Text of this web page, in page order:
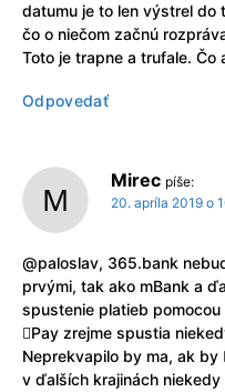
datumu je to len výstrel do
čo o niečom začnú
Toto je trapne a trufale. Čo
Odpovedať
Mirec píše:
20. apríla 2019 o
@paloslav, 365.bank
prvými, tak ako mBank a
spustenie platieb
Pay zrejme spustia
Neprekvapilo by ma, ak by
v ďalších krajinách